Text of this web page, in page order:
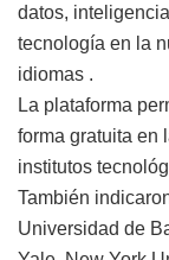
datos,
tecnología en la
idiomas .
La plataforma
forma gratuita en
institutos
También
Universidad de